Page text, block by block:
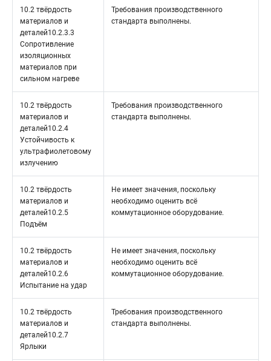
10.2 твёрдость
материалов и
деталей10.2.3.3
Сопротивление
изоляционных
материалов при
сильном нагреве
Требования производственного
стандарта выполнены.
10.2 твёрдость
материалов и
деталей10.2.4
Устойчивость к
ультрафиолетовому
излучению
Требования производственного
стандарта выполнены.
10.2 твёрдость
материалов и
деталей10.2.5
Подъём
Не имеет значения, поскольку
необходимо оценить всё
коммутационное оборудование.
10.2 твёрдость
материалов и
деталей10.2.6
Испытание на удар
Не имеет значения, поскольку
необходимо оценить всё
коммутационное оборудование.
10.2 твёрдость
материалов и
деталей10.2.7
Ярлыки
Требования производственного
стандарта выполнены.